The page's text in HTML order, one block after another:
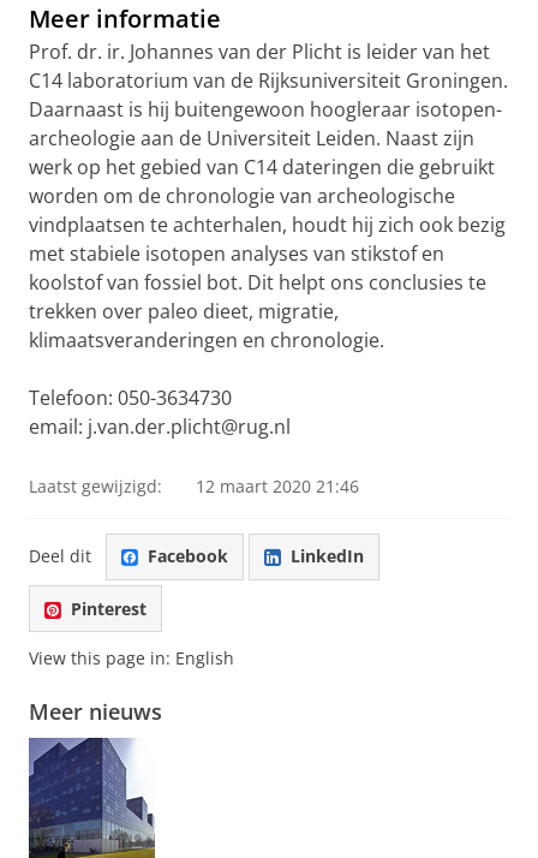
Meer informatie
Prof. dr. ir. Johannes van der Plicht is leider van het
C14 laboratorium van de Rijksuniversiteit Groningen.
Daarnaast is hij buitengewoon hoogleraar isotopen-
archeologie aan de Universiteit Leiden. Naast zijn
werk op het gebied van C14 dateringen die gebruikt
worden om de chronologie van archeologische
vindplaatsen te achterhalen, houdt hij zich ook bezig
met stabiele isotopen analyses van stikstof en
koolstof van fossiel bot. Dit helpt ons conclusies te
trekken over paleo dieet, migratie,
klimaatsveranderingen en chronologie.
Telefoon: 050-3634730
email: j.van.der.plicht@rug.nl
Laatst gewijzigd: 12 maart 2020 21:46
Deel dit Facebook LinkedIn
Pinterest
View this page in: English
Meer nieuws